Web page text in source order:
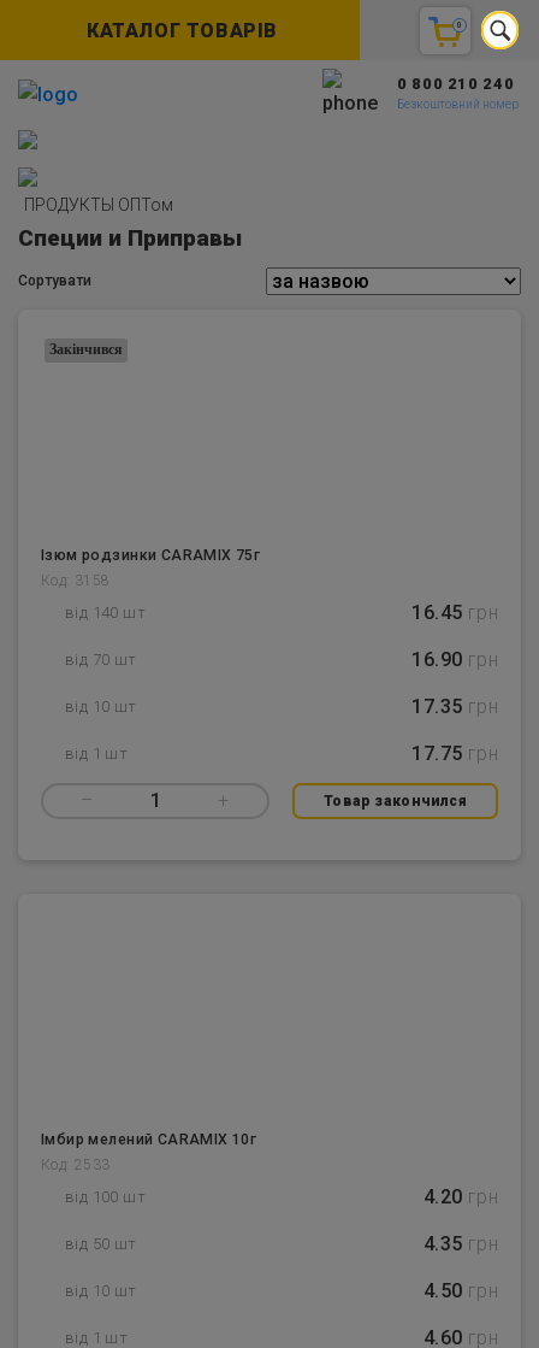
КАТАЛОГ ТОВАРІВ 0
0 800 210 240
Безкоштовний номер
ПРОДУКТЫ ОПТом
Специи и Приправы
Сортувати
Ізюм родзинки CARAMIX 75г
Код: 3158
від 140 шт 16.45 грн
від 70 шт 16.90 грн
від 10 шт 17.35 грн
від 1 шт 17.75 грн
– 1 + Товар закончился
Закінчився
Імбир мелений CARAMIX 10г
Код: 2533
від 100 шт 4.20 грн
від 50 шт 4.35 грн
від 10 шт 4.50 грн
від 1 шт 4.60 грн